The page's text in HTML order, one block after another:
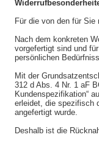
Für die von den für Sie
Nach dem konkreten
vorgefertigt sind und
persönlichen
Mit der
312 d Abs. 4 Nr. 1 aF
Kundenspezifikation“
erleidet, die spezifisch
angefertigt wurde.
Deshalb ist die